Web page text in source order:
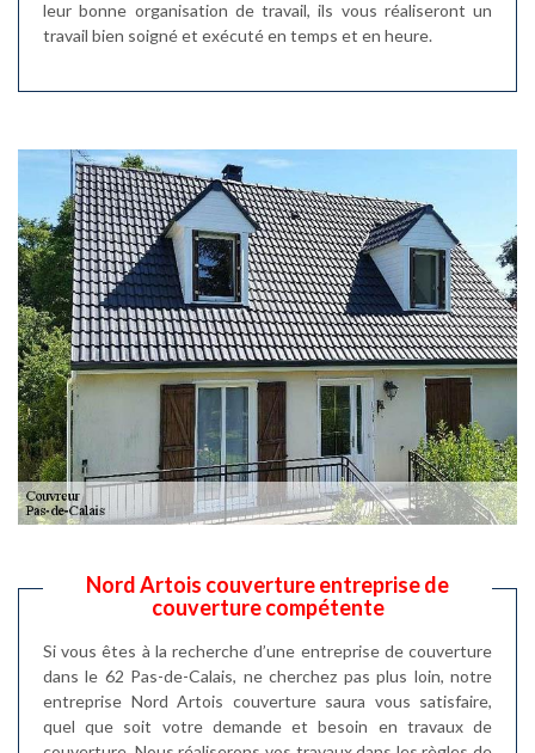
leur bonne organisation de travail, ils vous réaliseront un
travail bien soigné et exécuté en temps et en heure.
Nord Artois couverture entreprise de
couverture compétente
Si vous êtes à la recherche d’une entreprise de couverture
dans le 62 Pas-de-Calais, ne cherchez pas plus loin, notre
entreprise Nord Artois couverture saura vous satisfaire,
quel que soit votre demande et besoin en travaux de